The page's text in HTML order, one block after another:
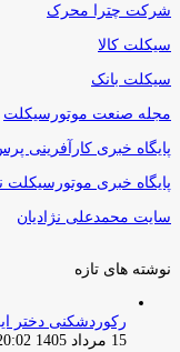
شرکت چترا محرک
سیکلت کالا
سیکلت بانک
مجله صنعت موتورسیکلت
پایگاه خبری کارآفرینی
پایگاه خبری موتورسیکلت
سایت محمدعلی نژادیان
نوشته های تازه
رکوردشکنی دختر
15 مرداد 1405 20:02